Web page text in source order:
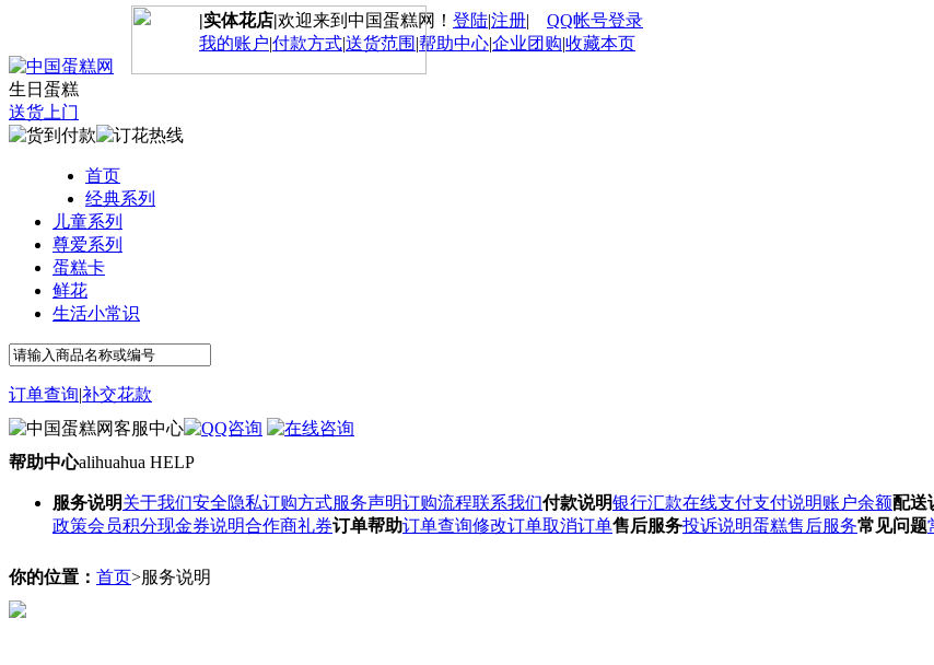
|实体花店|欢迎来到中国蛋糕网！ 登陆|注册|
QQ帐号登录
我的账户|付款方式|送货范围 |帮助中心|企业团购|收藏本页
生日蛋糕
送货上门
首页
经典系列
儿童系列
尊爱系列
蛋糕卡
鲜花
生活小常识
订单查询|补交花款
帮助中心alihuahua HELP
服务说明关于我们安全隐私订购方式服务声明订购流程联系我们付款说明银行汇款在线支付支付说明账户余额配送
政策会员积分现金券说明合作商礼券订单帮助订单查询修改订单取消订单售后服务投诉说明蛋糕售后服务常见问题
你的位置： 首页>服务说明